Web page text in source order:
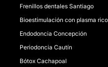
Frenillos dentales Santiago
Bioestimulación con plasma
Endodoncia Concepción
Periodoncia Cautín
Bótox Cachapoal